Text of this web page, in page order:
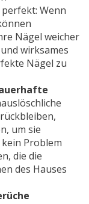
Wenn
Nägel weicher
wirksames
Nägel zu
um sie
Problem
die die
des Hauses